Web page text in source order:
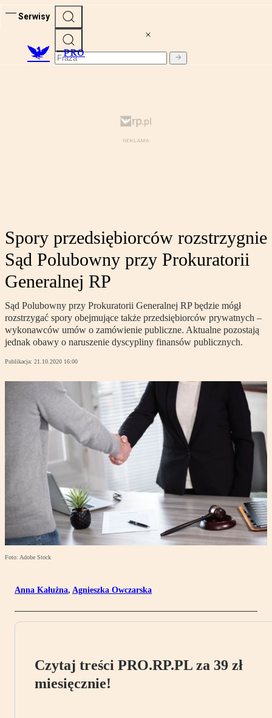
Serwisy
PRO
Spory przedsiębiorców rozstrzygnie
Sąd Polubowny przy Prokuratorii
Generalnej RP
Sąd Polubowny przy Prokuratorii Generalnej RP będzie mógł
rozstrzygać spory obejmujące także przedsiębiorców prywatnych –
wykonawców umów o zamówienie publiczne. Aktualne pozostają
jednak obawy o naruszenie dyscypliny finansów publicznych.
Publikacja: 21.10.2020 16:00
Foto: Adobe Stock
Anna Kałużna, Agnieszka Owczarska
Czytaj treści PRO.RP.PL za 39 zł
miesięcznie!